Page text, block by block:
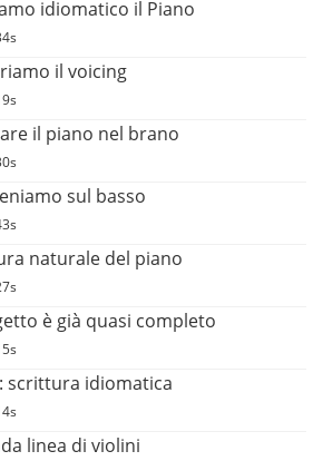
idiomatico il Piano
il voicing
il piano nel brano
sul basso
naturale del piano
è già quasi completo
scrittura idiomatica
linea di violini